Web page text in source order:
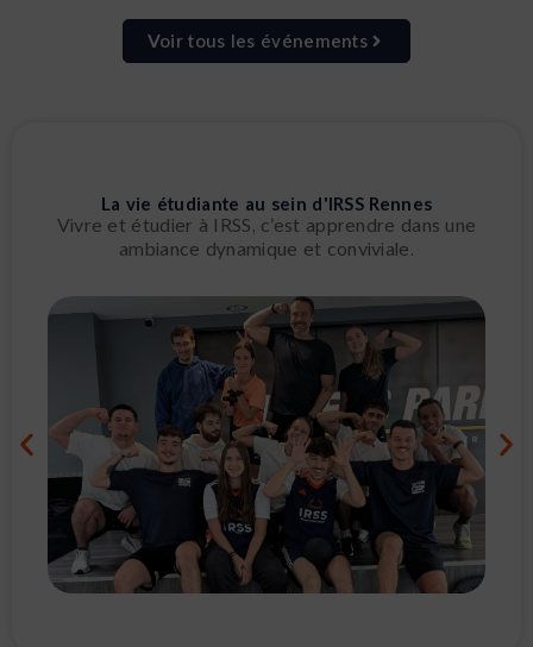
Voir tous les événements
La vie étudiante au sein d'IRSS Rennes
Vivre et étudier à IRSS, c’est apprendre dans une
ambiance dynamique et conviviale.